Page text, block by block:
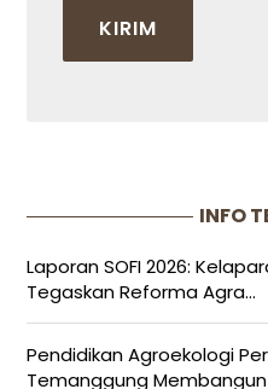
INFO
Laporan SOFI 2026:
Tegaskan Reforma Agra...
Pendidikan Agroekologi
Temanggung Membangun